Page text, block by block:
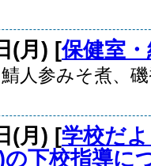
(月) [保健室
鯖人参みそ煮、
(月) [学校だ
の下校指導に